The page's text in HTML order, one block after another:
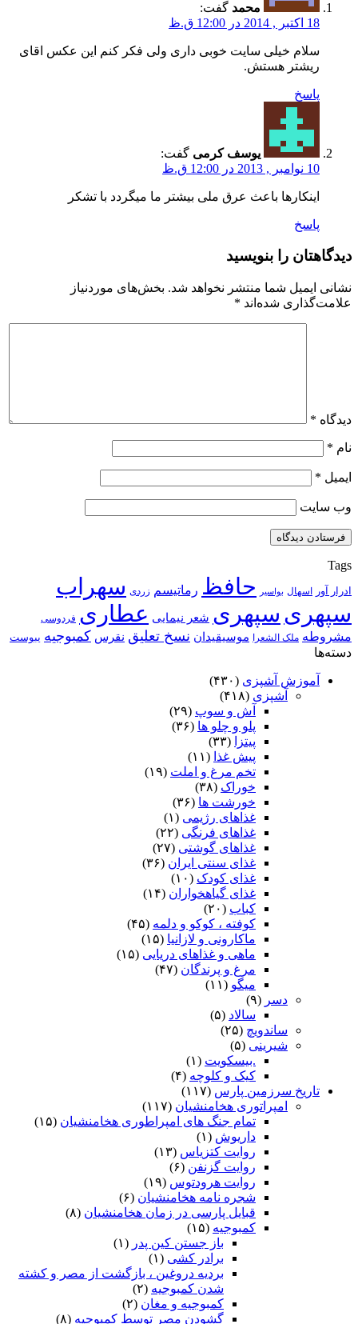
محمد گفت:
18 اکتبر , 2014 در 12:00 ق.ظ
سلام خیلی سایت خوبی داری ولی فکر کنم این عکس اقای
ریشتر هستش.
پاسخ
یوسف کرمی گفت:
10 نوامبر , 2013 در 12:00 ق.ظ
اینکارها باعث عرق ملی بیشتر ما میگردد با تشکر
پاسخ
دیدگاهتان را بنویسید
نشانی ایمیل شما منتشر نخواهد شد. بخش‌های موردنیاز
علامت‌گذاری شده‌اند *
دیدگاه *
نام *
ایمیل *
وب‌ سایت
Tags
ادرار آور اسهال بواسیر حافظ رماتیسم زردی سهراب
سپهری سپهری شعر نیمایی عطاری فردوسی
مشروطه ملک الشعرا موسیقیدان نسخ تعلیق نقرس کمبوجیه یبوست
دسته‌ها
آموزش آشپزی (۴۳۰)
آشپزی (۴۱۸)
آش و سوپ (۲۹)
پلو و چلو ها (۳۶)
پیتزا
(۳۳)
پیش غذا (۱۱)
تخم مرغ و املت (۱۹)
خوراک (۳۸)
خورشت ها (۳۶)
غذاهای رژیمی (۱)
غذاهای فرنگی (۲۲)
غذاهای گوشتی (۲۷)
غذای سنتی ایران (۳۶)
غذای کودک (۱۰)
غذای گیاهخواران (۱۴)
کباب (۲۰)
کوفته ، کوکو و دلمه (۴۵)
ماکارونی و لازانیا (۱۵)
ماهی و غذاهای دریایی (۱۵)
مرغ و پرندگان (۴۷)
میگو (۱۱)
دسر (۹)
سالاد (۵)
ساندویچ (۲۵)
شیرینی (۵)
.بیسکویت (۱)
کیک و کلوچه (۴)
تاریخ سرزمین پارس (۱۱۷)
امپراتوری هخامنشیان (۱۱۷)
تمام جنگ های امپراطوری هخامنشیان (۱۵)
داریوش (۱)
روایت کتزیاس (۱۳)
روایت گزنفن (۶)
روایت هرودتوس (۱۹)
شجره نامه هخامنشیان (۶)
قبایل پارسی در زمان هخامنشیان (۸)
کمبوجیه (۱۵)
باز جستن کین پدر (۱)
برادر کشی (۱)
بردیه دروغین ، بازگشت از مصر و کشته
شدن کمبوجیه (۲)
کمبوجیه و مغان (۲)
گشودن مصر توسط کمبوجیه (۸)